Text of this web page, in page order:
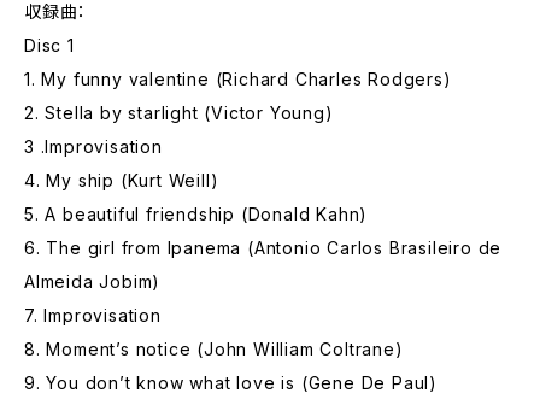
収録曲：
Disc 1
1. My funny valentine (Richard Charles Rodgers)
2. Stella by starlight (Victor Young)
3 .Improvisation
4. My ship (Kurt Weill)
5. A beautiful friendship (Donald Kahn)
6. The girl from Ipanema (Antonio Carlos Brasileiro de
Almeida Jobim)
7. Improvisation
8. Moment’s notice (John William Coltrane)
9. You don’t know what love is (Gene De Paul)